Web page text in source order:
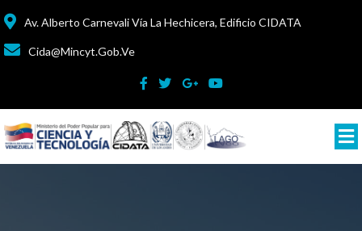
Av. Alberto Carnevali Vía La Hechicera, Edificio CIDATA
Cida@mincyt.gob.ve